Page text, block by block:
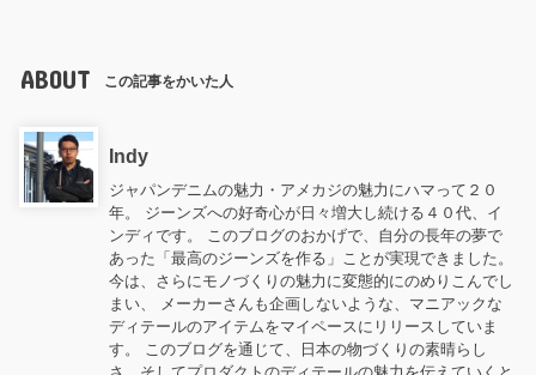
ABOUT この記事をかいた人
Indy
ジャパンデニムの魅力・アメカジの魅力にハマって２０
年。 ジーンズへの好奇心が日々増大し続ける４０代、イ
ンディです。 このブログのおかげで、自分の長年の夢で
あった「最高のジーンズを作る」ことが実現できました。
今は、さらにモノづくりの魅力に変態的にのめりこんでし
まい、 メーカーさんも企画しないような、マニアックな
ディテールのアイテムをマイペースにリリースしていま
す。 このブログを通じて、日本の物づくりの素晴らし